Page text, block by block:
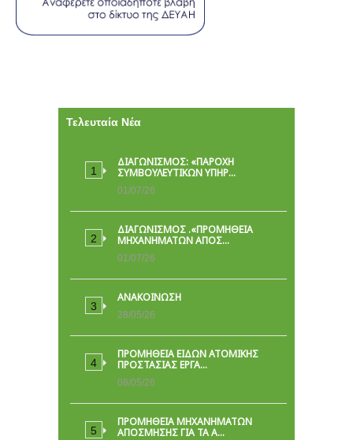
Τελευταία Νέα
ΔΙΑΓΩΝΙΣΜΟΣ: «ΠΑΡΟΧΉ
ΣΥΜΒΟΥΛΕΥΤΙΚΏΝ ΥΠΗΡ…
01/07/26
ΔΙΑΓΩΝΙΣΜΟΣ .«ΠΡΟΜΗΘΕΙΑ
ΜΗΧΑΝΗΜΑΤΩΝ ΑΠΟΣ…
01/07/26
ΑΝΑΚΟΙΝΩΣΗ
28/05/26
ΠΡΟΜΉΘΕΙΑ ΕΙΔΏΝ ΑΤΟΜΙΚΉΣ
ΠΡΟΣΤΑΣΊΑΣ ΕΡΓΑ…
08/05/26
ΠΡΟΜΗΘΕΙΑ ΜΗΧΑΝΗΜΑΤΩΝ
ΑΠΟΣΜΗΣΗΣ ΓΙΑ ΤΑ Α…